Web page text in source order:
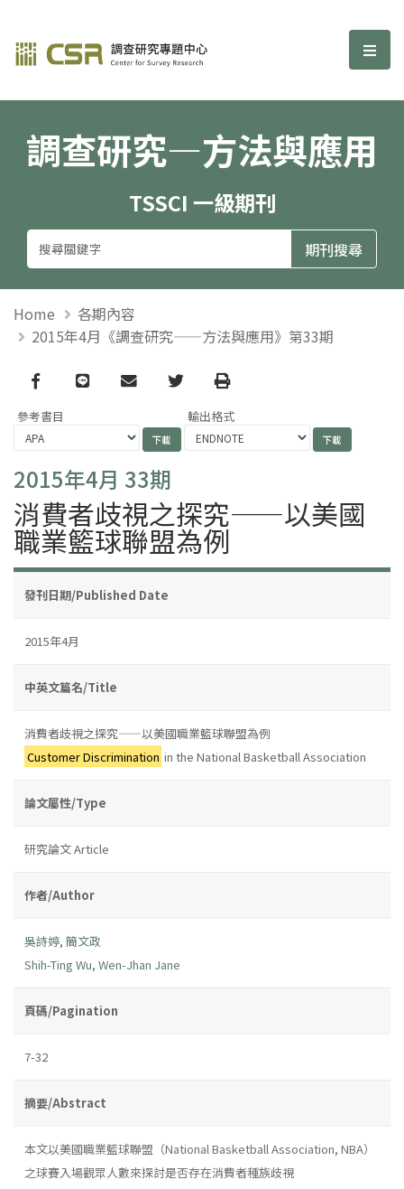
調查研究—方法與應用期刊 選
調查研究—方法與應用
TSSCI 一級期刊
Home
各期內容
2015年4月《調查研究——方法與應用》第33期
Facebook
line email TwitterPrint
參考書目 輸出格式
2015年4月 33期
消費者歧視之探究——以美國
職業籃球聯盟為例
發刊日期/Published Date
2015年4月
中英文篇名/Title
消費者歧視之探究——以美國職業籃球聯盟為例
Customer Discrimination in the National Basketball Association
論文屬性/Type
研究論文 Article
作者/Author
吳詩婷, 簡文政
Shih-Ting Wu, Wen-Jhan Jane
頁碼/Pagination
7-32
摘要/Abstract
本文以美國職業籃球聯盟（National Basketball Association, NBA）
之球賽入場觀眾人數來探討是否存在消費者種族歧視